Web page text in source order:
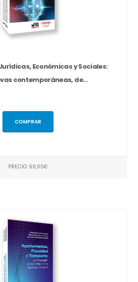
Económicas y Sociales:
contemporáneas, de...
COMPRAR
PRECIO: 69,00€